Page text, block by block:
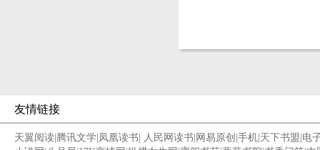
友情链接
天翼阅读 腾讯文学 凤凰读书 人民网读书 网易原创 手机 天下书盟 电